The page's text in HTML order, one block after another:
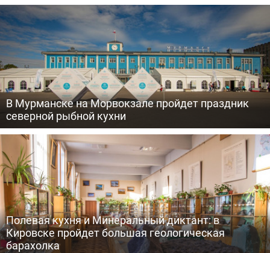
В Мурманске на Морвокзале пройдет праздник
северной рыбной кухни
Полевая кухня и Минеральный диктант: в
Кировске пройдет большая геологическая
барахолка